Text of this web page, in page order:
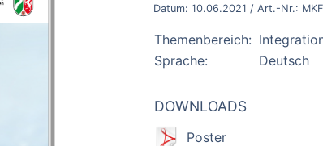
Datum: 10.06.2021 / Art.-Nr.:
Themenbereich:
Sprache:
Deutsch
DOWNLOADS
Poster